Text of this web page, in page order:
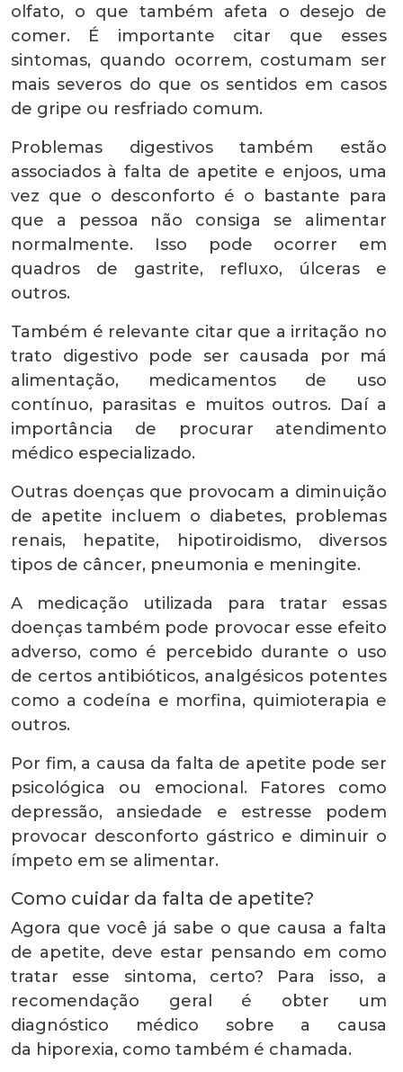
olfato, o que também afeta o desejo de
comer. É importante citar que esses
sintomas, quando ocorrem, costumam ser
mais severos do que os sentidos em casos
de gripe ou resfriado comum.
Problemas digestivos também estão
associados à falta de apetite e enjoos, uma
vez que o desconforto é o bastante para
que a pessoa não consiga se alimentar
normalmente. Isso pode ocorrer em
quadros de gastrite, refluxo, úlceras e
outros.
Também é relevante citar que a irritação no
trato digestivo pode ser causada por má
alimentação, medicamentos de uso
contínuo, parasitas e muitos outros. Daí a
importância de procurar atendimento
médico especializado.
Outras doenças que provocam a diminuição
de apetite incluem o diabetes, problemas
renais, hepatite, hipotiroidismo, diversos
tipos de câncer, pneumonia e meningite.
A medicação utilizada para tratar essas
doenças também pode provocar esse efeito
adverso, como é percebido durante o uso
de certos antibióticos, analgésicos potentes
como a codeína e morfina, quimioterapia e
outros.
Por fim, a causa da falta de apetite pode ser
psicológica ou emocional. Fatores como
depressão, ansiedade e estresse podem
provocar desconforto gástrico e diminuir o
ímpeto em se alimentar.
Como cuidar da falta de apetite?
Agora que você já sabe o que causa a falta
de apetite, deve estar pensando em como
tratar esse sintoma, certo? Para isso, a
recomendação geral é obter um
diagnóstico médico sobre a causa
da hiporexia, como também é chamada.